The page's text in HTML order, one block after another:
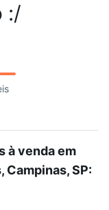
:/
à venda em
SP: